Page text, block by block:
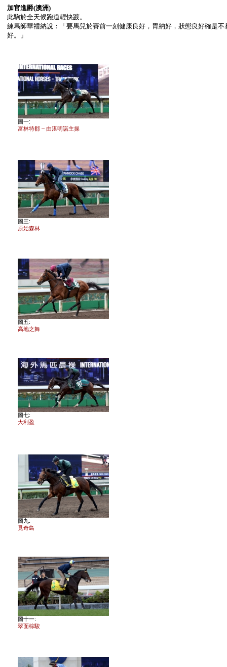
加官進爵(澳洲)
此駒於全天候跑道輕快踱。
練馬師華禮納說：「要馬兒於賽前一刻健康良好，胃納好，狀態良好確是
好。」
圖一:
富林特郡 – 由湛明諾主操
圖三:
原始森林
圖五:
高地之舞
圖七:
大利盈
圖九:
覓奇島
圖十一:
翠面棕駿